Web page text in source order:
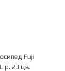
Fuji
р. 23 цв.